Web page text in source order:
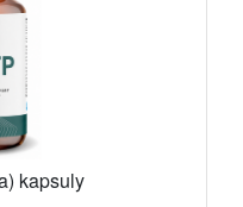
kapsuly